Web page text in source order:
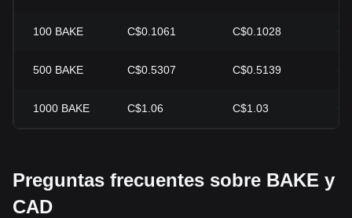
100 BAKE C$0.1061 C$0.1028
500 BAKE C$0.5307 C$0.5139
1000 BAKE C$1.06 C$1.03
Preguntas frecuentes sobre BAKE y
CAD